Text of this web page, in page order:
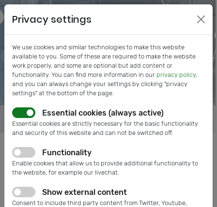
Posts tagged: Medizintechnik
Privacy settings
We use cookies and similar technologies to make this website
available to you. Some of these are required to make the website
work properly, and some are optional but add content or
functionality. You can find more information in our privacy policy,
and you can always change your settings by clicking "privacy
settings" at the bottom of the page.
Essential cookies (always active)
Essential cookies are strictly necessary for the basic functionality
and security of this website and can not be switched off.
Functionality
Enable cookies that allow us to provide additional functionality to
the website, for example our livechat.
Show external content
Consent to include third party content from Twitter, Youtube,